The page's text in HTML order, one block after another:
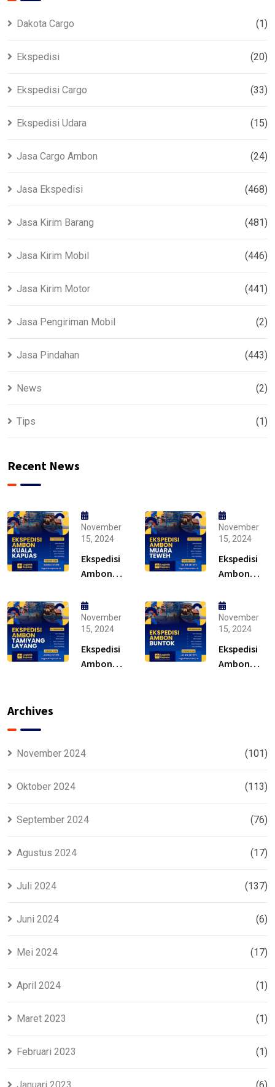
Dakota Cargo (1)
Ekspedisi (20)
Ekspedisi Cargo (33)
Ekspedisi Udara (15)
Jasa Cargo Ambon (24)
Jasa Ekspedisi (468)
Jasa Kirim Barang (481)
Jasa Kirim Mobil (446)
Jasa Kirim Motor (441)
Jasa Pengiriman Mobil (2)
Jasa Pindahan (443)
News (2)
Tips (1)
Recent News
November
15, 2024
Ekspedisi
Ambon
Kapuas –
Solusi
November
15, 2024
Ekspedisi
Ambon
Teweh –
Solusi
November
15, 2024
Ekspedisi
Ambon
November
15, 2024
Ekspedisi
Ambon
Archives
November 2024 (101)
Oktober 2024 (113)
September 2024 (76)
Agustus 2024 (17)
Juli 2024 (137)
Juni 2024 (6)
Mei 2024 (17)
April 2024 (1)
Maret 2023 (1)
Februari 2023 (1)